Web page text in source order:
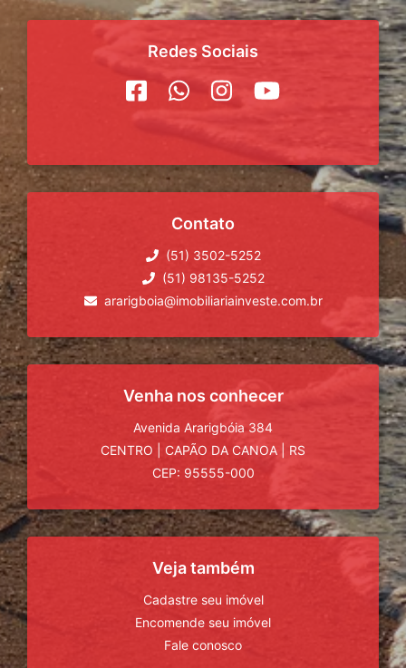
Redes Sociais
Contato
(51) 3502-5252
(51) 98135-5252
ararigboia@imobiliariainveste.com.br
Venha nos conhecer
Avenida Ararigbóia 384
CENTRO
CAPÃO DA CANOA
RS
CEP: 95555-000
Veja também
Cadastre seu imóvel
Encomende seu imóvel
Fale conosco